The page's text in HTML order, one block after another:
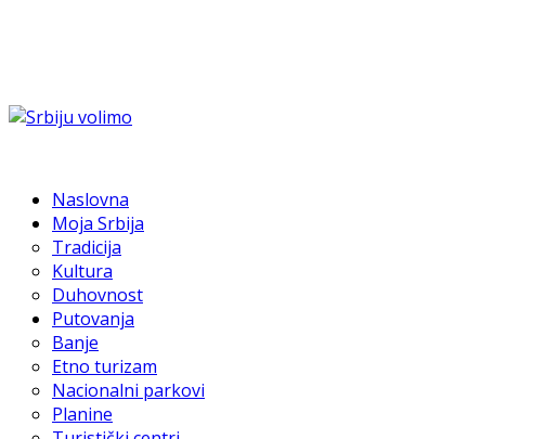
Naslovna
Moja Srbija
Tradicija
Kultura
Duhovnost
Putovanja
Banje
Etno turizam
Nacionalni parkovi
Planine